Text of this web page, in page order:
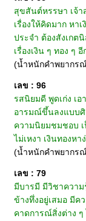
สุขสันต์หรรษา เจ้
เรื่องให้คิดมาก หา
ประจำ ต้องสังเกต
เรื่องเงิน ๆ ทอง ๆ
(น้ำหนักคำพยากร
เลข : 96
รสนิยมดี พูดเก่ง เอ
อารมณ์ขึ้นลงแบบศิ
ความนิยมชมชอบ เ
ไม่เหงา เงินทองห
(น้ำหนักคำพยากร
เลข : 79
มีบารมี มีวิชาความ
ข้างทึ่งอยู่เสมอ มีค
คาดการณ์สิ่งต่าง